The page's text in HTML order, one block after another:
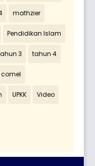
mathzier
Pendidikan Islam
3 tahun 4
UPKK Video